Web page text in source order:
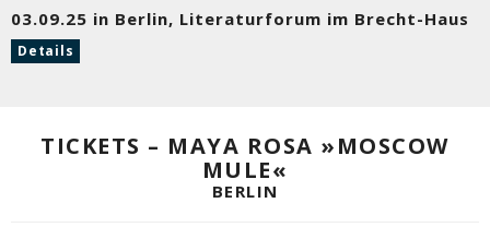
03.09.25 in Berlin, Literaturforum im Brecht-Haus
Details
TICKETS – MAYA ROSA »MOSCOW
MULE«
BERLIN